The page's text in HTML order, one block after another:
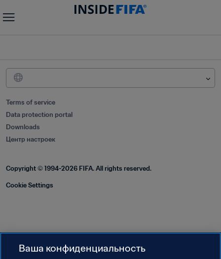
Terms of service
Data protection portal
Downloads
Центр настроек
Copyright © 1994-2026 FIFA. All rights reserved.
Cookie Settings
Ваша конфиденциальность